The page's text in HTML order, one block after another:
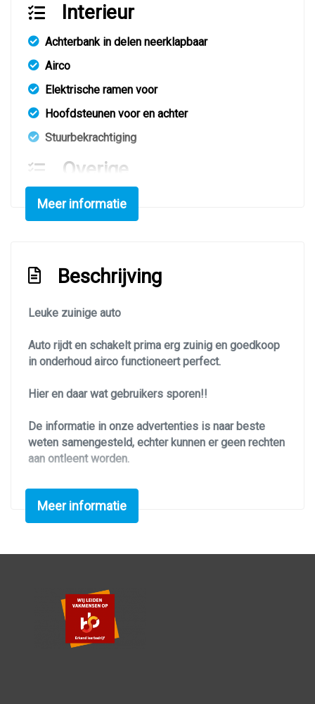
Interieur
Achterbank in delen neerklapbaar
Airco
Elektrische ramen voor
Hoofdsteunen voor en achter
Stuurbekrachtiging
Overige
Anti blokkeer systeem
Bestuurdersairbag
Passagiersairbag
Meer informatie
Beschrijving
Leuke zuinige auto
Auto rijdt en schakelt prima erg zuinig en goedkoop
in onderhoud airco functioneert perfect.
Hier en daar wat gebruikers sporen!!
De informatie in onze advertenties is naar beste
weten samengesteld, echter kunnen er geen rechten
aan ontleent worden.
Meer informatie